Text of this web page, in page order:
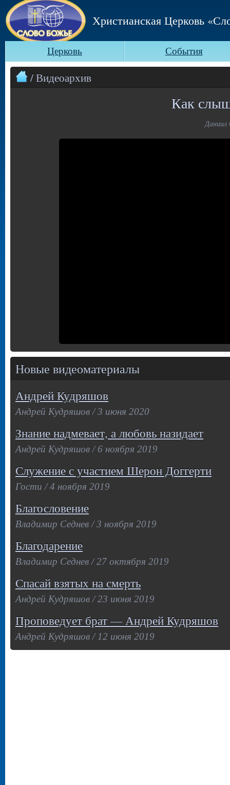
Христианская Церковь
Церковь События
/ Видеоархив
Как
Даниил
Новые видеоматериалы
Андрей Кудряшов
Андрей Кудряшов / 3 июня 2020
Знание надмевает, а любовь назидает
Андрей Кудряшов / 6 ноября 2019
Служение с участием Шерон Доггерти
Гости / 4 ноября 2019
Благословение
Владимир Седнев / 3 ноября 2019
Благодарение
Владимир Седнев / 27 октября 2019
Спасай взятых на смерть
Андрей Кудряшов / 23 июня 2019
Проповедует брат — Андрей Кудряшов
Андрей Кудряшов / 12 июня 2019